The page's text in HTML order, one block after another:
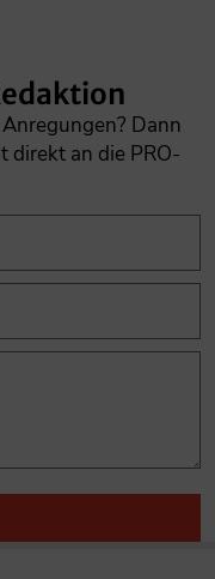
Dann
direkt an die PRO-